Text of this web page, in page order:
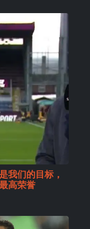
我们的目标，
高荣誉